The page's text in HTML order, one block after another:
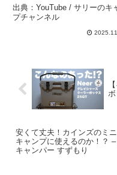
作オプションパーツが
し、使い方自由自在！ –
リーのキャンプチャン
出典：YouTube / サリーのキ
プチャンネル
安くて丈夫！カインズのミ
キャンプに使えるのか！？
キャンパー すずもり